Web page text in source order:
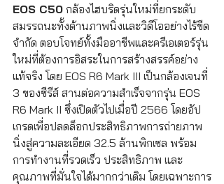
EOS C50 กล้องไฮบริดรุ่นใหม่ที่ยกระดับ
สมรรถนะทั้งด้านภาพนิ่งและวิดีโออย่างไร้ขีด
จำกัด ตอบโจทย์ทั้งมืออาชีพและครีเอเตอร์รุ่น
ใหม่ที่ต้องการอิสระในการสร้างสรรค์อย่าง
แท้จริง โดย EOS R6 Mark III เป็นกล้องเจนที่
3 ของซีรีส์ สานต่อความสำเร็จจากรุ่น EOS
R6 Mark II ซึ่งเปิดตัวไปเมื่อปี 2566 โดยอัป
เกรดเพื่อปลดล็อกประสิทธิภาพการถ่ายภาพ
นิ่งสู่ความละเอียด 32.5 ล้านพิกเซล พร้อม
การทำงานที่รวดเร็ว ประสิทธิภาพ และ
คุณภาพที่มั่นใจได้มากกว่าเดิม โดยเฉพาะการ